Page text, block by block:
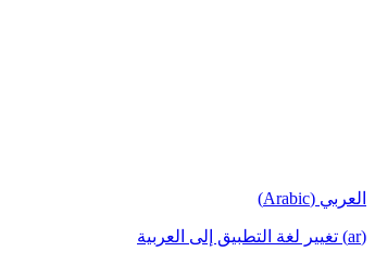
العربي (Arabic)
(ar) تغيير لغة التطبيق إلى العربية